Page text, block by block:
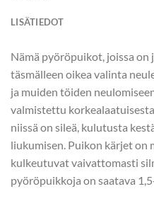
LISÄTIEDOT
Nämä pyöröpuikot, joissa
täsmälleen oikea valinta
ja muiden töiden
valmistettu
niissä on sileä, kulutusta
liukumisen. Puikon kärjet on
kulkeutuvat vaivattomasti
pyöröpuikkoja on saatava